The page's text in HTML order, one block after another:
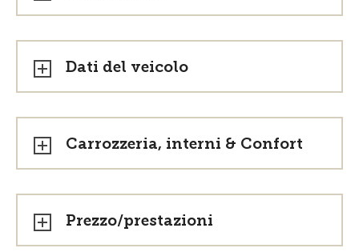
Dati del veicolo
Carrozzeria, interni & Confort
Prezzo/prestazioni